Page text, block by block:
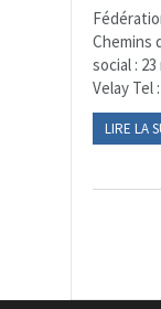
Chemins
social :
Velay Tel
LIRE LA